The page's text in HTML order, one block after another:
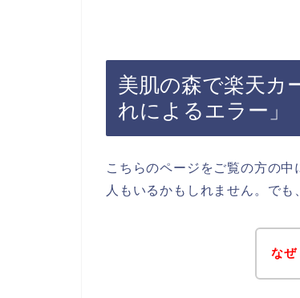
美肌の森で楽天カ
れによるエラー」
こちらのページをご覧の方の
人もいるかもしれません。でも
なぜ